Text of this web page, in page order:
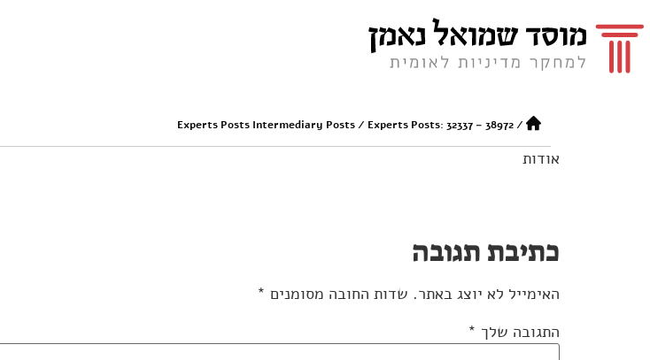
/
Experts Posts Intermediary Posts/ Experts Posts: 32337 – 38972
אודות
כתיבת תגובה
האימייל לא יוצג באתר. שדות החובה מסומנים *
התגובה שלך *